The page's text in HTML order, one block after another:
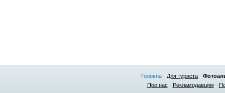
Головна Для туриста
Про нас
Рекламодавцям